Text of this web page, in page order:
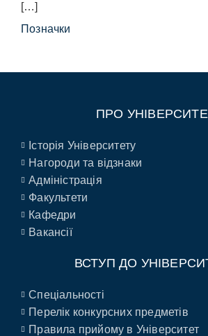
[…]
Позначки
ПРО
Історія Університету
Нагороди та відзнаки
Адміністрація
Факультети
Кафедри
Вакансії
ВСТУП ДО
Спеціальності
Перелік конкурсних предметів
Правила прийому в Університет